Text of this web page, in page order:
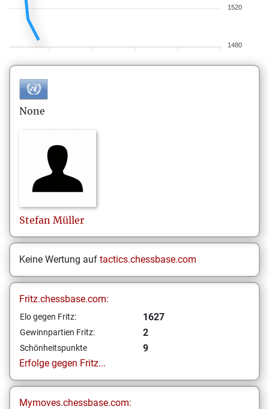
1520
1480
None
Stefan Müller
Keine Wertung auf tactics.chessbase.com
Fritz.chessbase.com:
Elo gegen Fritz: 1627
Gewinnpartien Fritz: 2
Schönheitspunkte
9
Erfolge gegen Fritz...
Mymoves.chessbase.com: